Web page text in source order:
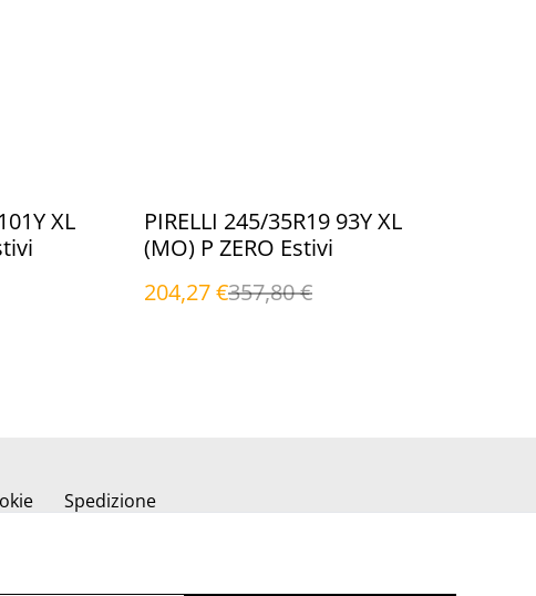
XL
%
PIRELLI 245/35R19 93Y XL
(MO) P ZERO Estivi
204,27 €357,80 €
Spedizione